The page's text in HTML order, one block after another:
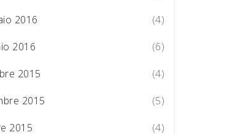
2016
(4)
2016
(6)
2015
(4)
2015
(5)
2015
(4)